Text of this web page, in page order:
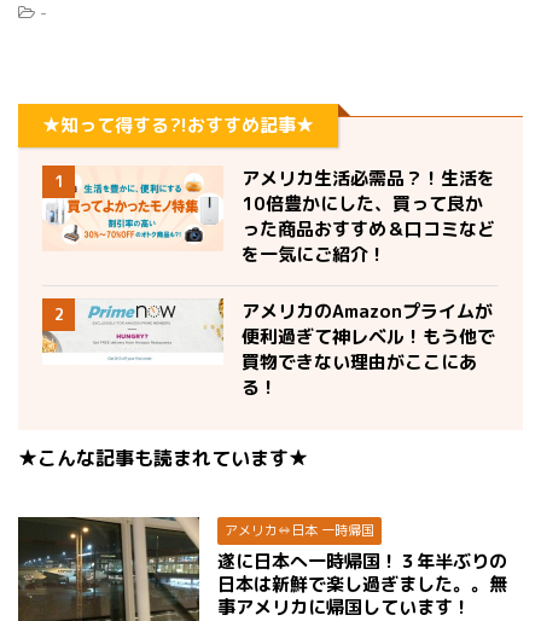
-
★知って得する?!おすすめ記事★
1
アメリカ生活必需品？！生活を
10倍豊かにした、買って良か
った商品おすすめ＆口コミなど
を一気にご紹介！
2
アメリカのAmazonプライムが
便利過ぎて神レベル！もう他で
買物できない理由がここにあ
る！
★こんな記事も読まれています★
アメリカ⇔日本 一時帰国
遂に日本へ一時帰国！３年半ぶりの
日本は新鮮で楽し過ぎました。。無
事アメリカに帰国しています！